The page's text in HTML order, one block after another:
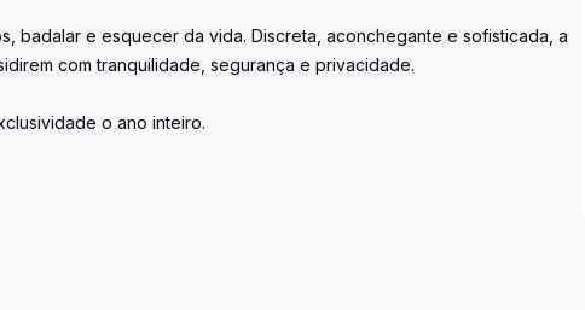
badalar e esquecer da vida. Discreta, aconchegante e sofisticada, a
com tranquilidade, segurança e privacidade.
o ano inteiro.